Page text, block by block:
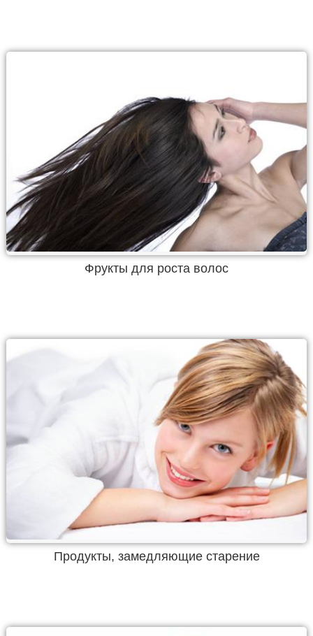
Фрукты для роста волос
Продукты, замедляющие старение